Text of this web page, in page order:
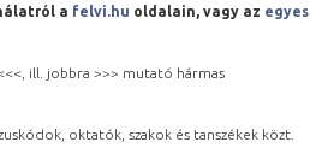
a felvi.hu oldalain, vagy az egyes
ill. jobbra >>> mutató hármas
oktatók, szakok és tanszékek közt.